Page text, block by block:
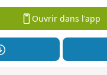
Ouvrir dans l'app